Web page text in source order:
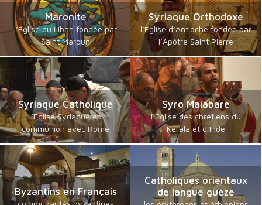
Maronite
l’Eglise du Liban fondée par
Saint Maroun
Syriaque Orthodoxe
l’Eglise d’Antioche fondée par
l’Apôtre Saint Pierre
Syriaque Catholique
l’Eglise Syriaque en
communion avec Rome
Syro Malabare
l’Eglise des chrétiens du
Kerala et d’Inde
Byzantins en Français
Catholiques orientaux
de langue guèze